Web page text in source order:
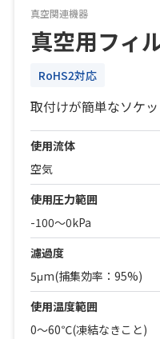
真空関連機器
真空用フィ
RoHS2対応
取付けが簡単なソケ
使用流体
空気
使用圧力範囲
-100～0kPa
濾過度
5μm(捕集効率：95%)
使用温度範囲
0～60℃(凍結なきこと)